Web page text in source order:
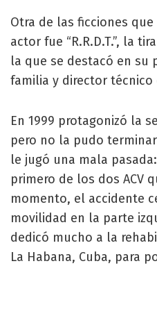
Otra de las ficciones
actor fue “R.R.D.T.”, la
la que se destacó en su
familia y director
En 1999 protagonizó la
pero no la pudo
le jugó una mala
primero de los dos ACV
momento, el accidente
movilidad en la parte
dedicó mucho a la
La Habana, Cuba, para